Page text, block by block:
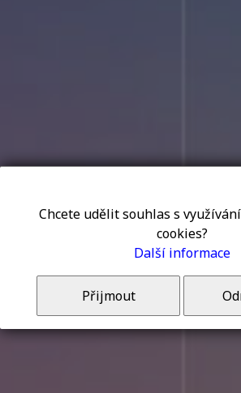
Chcete udělit souhlas s
cookies?
Další informace
Přijmout